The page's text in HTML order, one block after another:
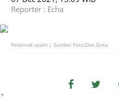
Reporter : Echa
Peternak ayam | Sumber Foto:Dok.Sinta